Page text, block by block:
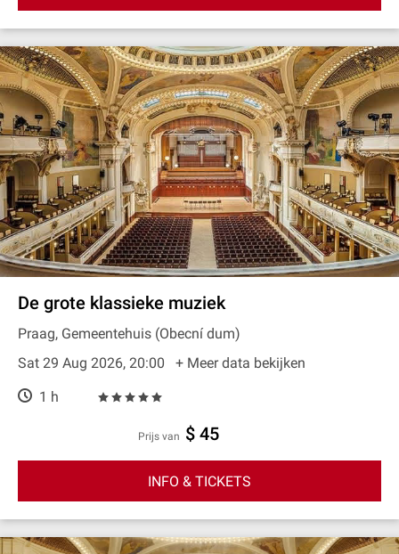
De grote klassieke muziek
Praag, Gemeentehuis (Obecní dum)
Sat 29 Aug 2026, 20:00
+ Meer data bekijken
1 h
prijs van $ 45
INFO & TICKETS